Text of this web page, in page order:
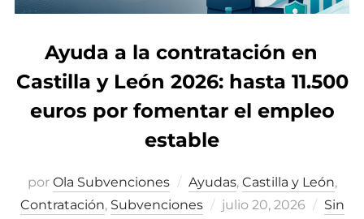
Ayuda a la contratación en
Castilla y León 2026: hasta 11.500
euros por fomentar el empleo
estable
por Ola Subvenciones Ayudas, Castilla y León,
Contratación, Subvenciones
Publicado
julio 20, 2026
Sin